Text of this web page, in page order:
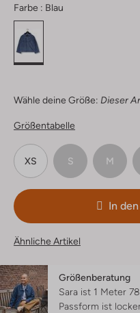
Farbe : Blau
Wähle deine Größe: Dieser
Größentabelle
XS S M
In
Ähnliche Artikel
Größenberatung
Sara ist 1 Meter
Passform ist